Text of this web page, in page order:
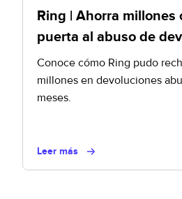
Ring | Ahorra millones
puerta al abuso de
Conoce cómo Ring pudo
millones en devoluciones
meses.
Leer más